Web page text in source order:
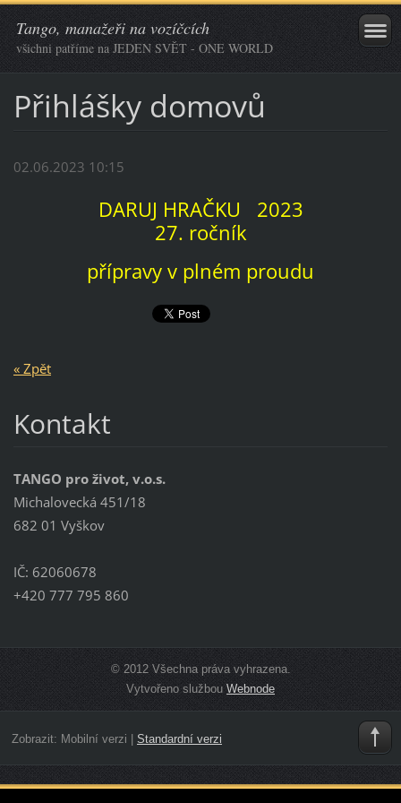
Tango, manažeři na vozíčcích
všichni patříme na JEDEN SVĚT - ONE WORLD
Přihlášky domovů
02.06.2023 10:15
DARUJ HRAČKU 2023
27. ročník
přípravy v plném proudu
« Zpět
Kontakt
TANGO pro život, v.o.s.
Michalovecká 451/18
682 01 Vyškov
IČ: 62060678
+420 777 795 860
© 2012 Všechna práva vyhrazena.
Vytvořeno službou Webnode
Zobrazit: Mobilní verzi | Standardní verzi